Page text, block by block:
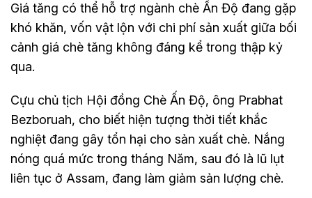
Giá tăng có thể hỗ trợ ngành chè Ấn Độ đang gặp
khó khăn, vốn vật lộn với chi phí sản xuất giữa bối
cảnh giá chè tăng không đáng kể trong thập kỷ
qua.
Cựu chủ tịch Hội đồng Chè Ấn Độ, ông Prabhat
Bezboruah, cho biết hiện tượng thời tiết khắc
nghiệt đang gây tổn hại cho sản xuất chè. Nắng
nóng quá mức trong tháng Năm, sau đó là lũ lụt
liên tục ở Assam, đang làm giảm sản lượng chè.